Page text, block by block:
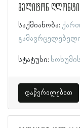
მელიტონ ღლონტი
საქმიანობა:
სტატუსი:
დაწვრილებით